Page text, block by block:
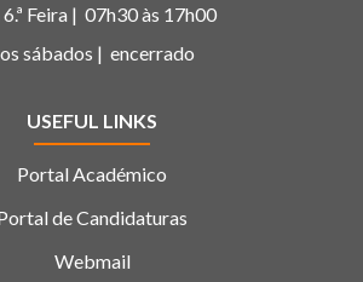
6.ª Feira | 07h30 às 17h00
sábados | encerrado
USEFUL LINKS
Portal Académico
de Candidaturas
Webmail